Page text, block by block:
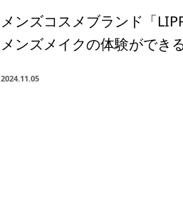
メンズコスメブランド「
メンズメイクの体験ができ
2024.11.05